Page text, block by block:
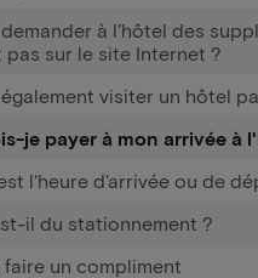
à l'hôtel des
pas sur le site Internet ?
visiter un hôtel
je payer à mon arrivée à
l'heure d'arrivée ou de
il du stationnement ?
faire un compliment